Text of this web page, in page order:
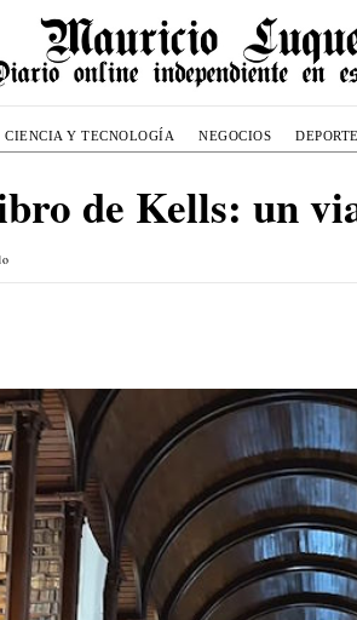
CIENCIA Y TECNOLOGÍA NEGOCIOS
de Kells: un